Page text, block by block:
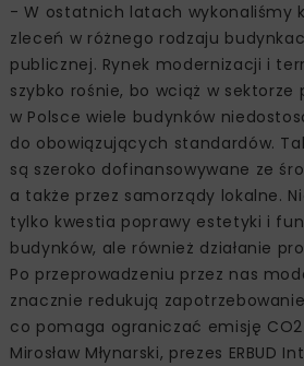
- W ostatnich latach wykonaliśmy
zleceń w różnego rodzaju
publicznej. Rynek modernizacji i
szybko rośnie, bo wciąż w
w Polsce wiele budynków
do obowiązujących standardów.
są szeroko dofinansowywane ze
a także przez samorządy lokalne.
tylko kwestia poprawy estetyki i
budynków, ale również działanie
Po przeprowadzeniu przez nas
znacznie redukują
co pomaga ograniczać emisję
Mirosław Młynarski, prezes ERBUD